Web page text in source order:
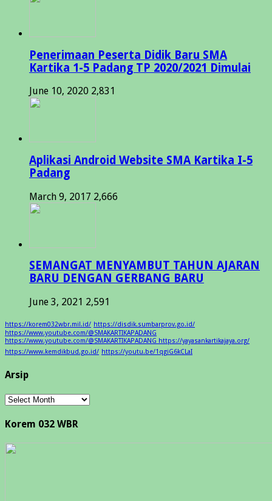
Penerimaan Peserta Didik Baru SMA
Kartika 1-5 Padang TP 2020/2021 Dimulai
June 10, 2020 2,831
Aplikasi Android Website SMA Kartika I-5
Padang
March 9, 2017 2,666
SEMANGAT MENYAMBUT TAHUN AJARAN
BARU DENGAN GERBANG BARU
June 3, 2021 2,591
https://korem032wbr.mil.id/ https://disdik.sumbarprov.go.id/
https://www.youtube.com/@SMAKARTIKAPADANG
https://www.youtube.com/@SMAKARTIKAPADANG https://yayasankartikajaya.org/
https://www.kemdikbud.go.id/ https://youtu.be/1qgiG6kCLaI
Arsip
Arsip
Korem 032 WBR